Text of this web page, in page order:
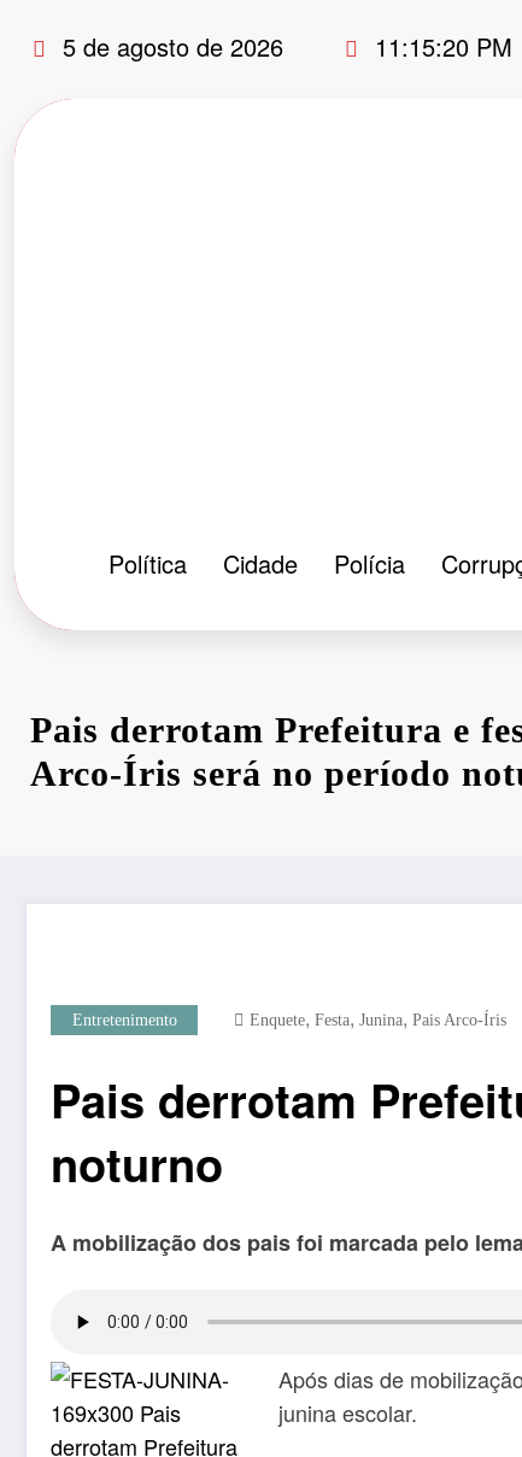
para
conteúdo
5 de agosto de 2026 11:15:21 PM
Política Cidade Polícia
Pais derrotam Prefeitura e
Arco-Íris será no período
Entretenimento Enquete, Festa, Junina, Pais Arco-Íris
Pais derrotam
noturno
A mobilização dos pais foi marcada pelo
Após dias de
junina escolar.